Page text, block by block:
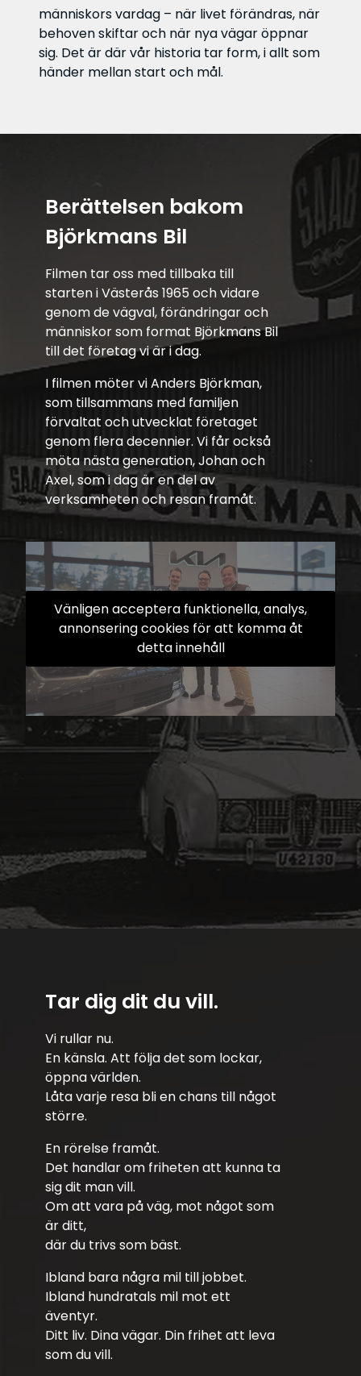
människors vardag – när livet förändras, när
behoven skiftar och när nya vägar öppnar
sig. Det är där vår historia tar form, i allt som
händer mellan start och mål.
Berättelsen bakom
Björkmans Bil
Filmen tar oss med tillbaka till
starten i Västerås 1965 och vidare
genom de vägval, förändringar och
människor som format Björkmans Bil
till det företag vi är i dag.
I filmen möter vi Anders Björkman,
som tillsammans med familjen
förvaltat och utvecklat företaget
genom flera decennier. Vi får också
möta nästa generation, Johan och
Axel, som i dag är en del av
verksamheten och resan framåt.
Vänligen acceptera funktionella, analys,
annonsering cookies för att komma åt
detta innehåll
Tar dig dit du vill.
Vi rullar nu.
En känsla. Att följa det som lockar,
öppna världen.
Låta varje resa bli en chans till något
större.
En rörelse framåt.
Det handlar om friheten att kunna ta
sig dit man vill.
Om att vara på väg, mot något som
är ditt,
där du trivs som bäst.
Ibland bara några mil till jobbet.
Ibland hundratals mil mot ett
äventyr.
Ditt liv. Dina vägar. Din frihet att leva
som du vill.